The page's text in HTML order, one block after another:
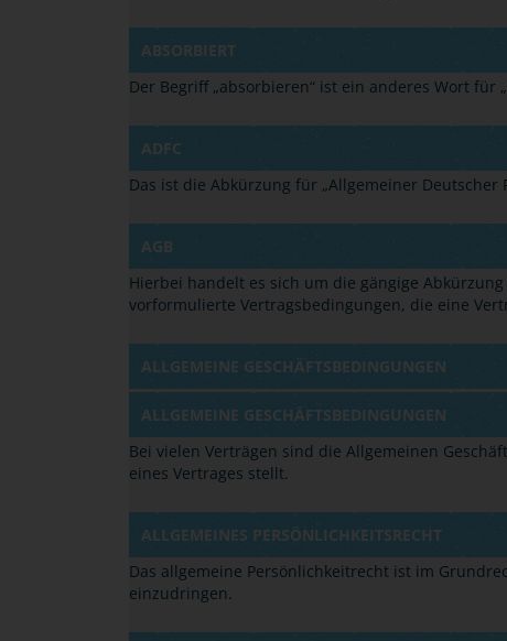
ABSORBIERT
Der Begriff „absorbieren“ ist ein anderes Wort für „
ADFC
Das ist die Abkürzung für „Allgemeiner Deutscher
AGB
Hierbei handelt es sich um die gängige Abkürzung
vorformulierte Vertragsbedingungen, die eine
ALLGEMEINE GESCHÄFTSBEDINGUNGEN
ALLGEMEINE GESCHÄFTSBEDINGUNGEN
Bei vielen Verträgen sind die Allgemeinen
eines Vertrages stellt.
ALLGEMEINES PERSÖNLICHKEITSRECHT
Das allgemeine Persönlichkeitrecht ist im
einzudringen.